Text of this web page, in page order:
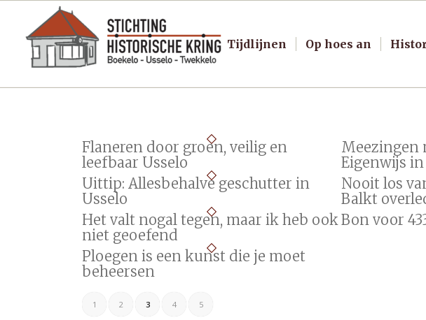
Tijdlijnen Op hoes an
Flaneren door groen, veilig en
leefbaar Usselo
Meezingen
Eigenwijs
Uittip: Allesbehalve geschutter in
Usselo
Nooit los
Balkt
Het valt nogal tegen, maar ik heb ook
niet geoefend
Bon voor
Ploegen is een kunst die je moet
beheersen
1 2 3 4 5